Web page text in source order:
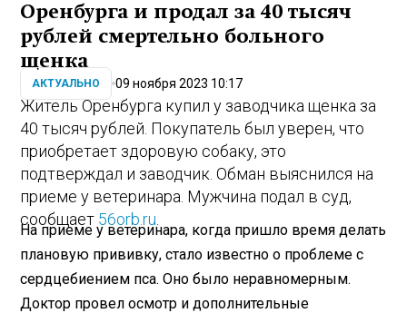
Оренбурга и продал за 40 тысяч
рублей смертельно больного
щенка
АКТУАЛЬНО 09 ноября 2023 10:17
Житель Оренбурга купил у заводчика щенка за
40 тысяч рублей. Покупатель был уверен, что
приобретает здоровую собаку, это
подтверждал и заводчик. Обман выяснился на
приеме у ветеринара. Мужчина подал в суд,
сообщает 56orb.ru
На приеме у ветеринара, когда пришло время делать
плановую прививку, стало известно о проблеме с
сердцебиением пса. Оно было неравномерным.
Доктор провел осмотр и дополнительные